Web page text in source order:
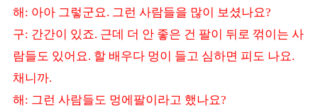
해: 아아 그렇군요. 그런 사람들을 많이 보셨나요?
구: 간간이 있죠. 근데 더 안 좋은 건 팔이 뒤로 꺾이는 사
람들도 있어요. 할 배우다 멍이 들고 심하면 피도 나요.
채니까.
해: 그런 사람들도 멍에팔이라고 했나요?